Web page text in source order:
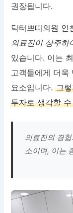
권장됩니다.
닥터쁘띠의원 인
의료진이 상주하
있습니다. 이는
고객들에게 더욱
요소입니다.그
투자로 생각할
의료진의 경
소이며, 이는